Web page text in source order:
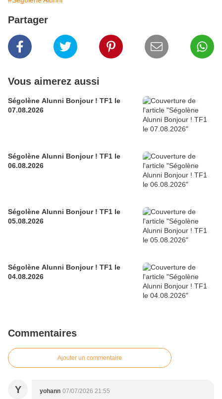
Partager
Vous aimerez aussi
Ségolène Alunni Bonjour ! TF1 le
07.08.2026
Ségolène Alunni Bonjour ! TF1 le
06.08.2026
Ségolène Alunni Bonjour ! TF1 le
05.08.2026
Ségolène Alunni Bonjour ! TF1 le
04.08.2026
Commentaires
Ajouter un commentaire
Y yohann 07/07/2026 21:55